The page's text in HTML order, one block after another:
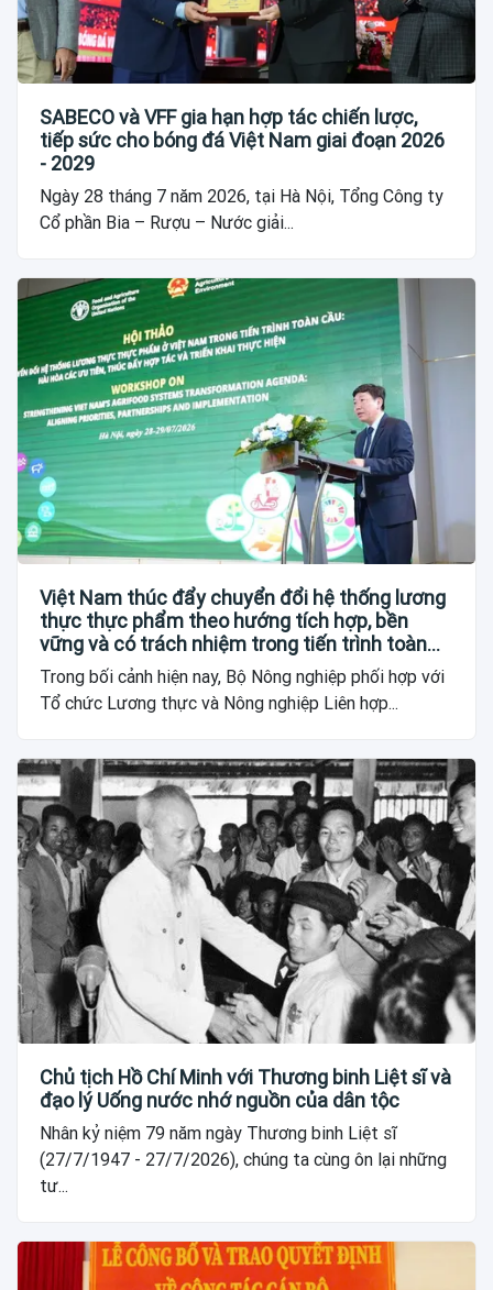
SABECO và VFF gia hạn hợp tác chiến lược,
tiếp sức cho bóng đá Việt Nam giai đoạn 2026
- 2029
Ngày 28 tháng 7 năm 2026, tại Hà Nội, Tổng Công ty
Cổ phần Bia – Rượu – Nước giải...
Việt Nam thúc đẩy chuyển đổi hệ thống lương
thực thực phẩm theo hướng tích hợp, bền
vững và có trách nhiệm trong tiến trình toàn
cầu
Trong bối cảnh hiện nay, Bộ Nông nghiệp phối hợp với
Tổ chức Lương thực và Nông nghiệp Liên hợp...
Chủ tịch Hồ Chí Minh với Thương binh Liệt sĩ và
đạo lý Uống nước nhớ nguồn của dân tộc
Nhân kỷ niệm 79 năm ngày Thương binh Liệt sĩ
(27/7/1947 - 27/7/2026), chúng ta cùng ôn lại những
tư...